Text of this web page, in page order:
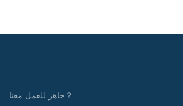
جاهز للعمل معنا？